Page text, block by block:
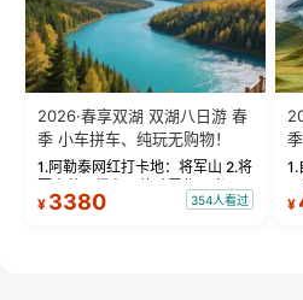
2026·春享双湖 双湖八日游 春
季 小车拼车、纯玩无购物！
1.阿勒泰网红打卡地：将军山 2.将
军山落日缆车，体验雪都风光 3.
将军山，夕阳派对，蹦迪party 4.
¥ 3380 354人看过
1.
¥